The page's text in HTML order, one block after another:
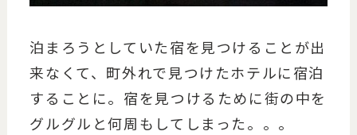
泊まろうとしていた宿を見つけることが出
来なくて、町外れで見つけたホテルに宿泊
することに。宿を見つけるために街の中を
グルグルと何周もしてしまった。。。